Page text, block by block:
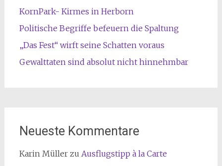
KornPark- Kirmes in Herborn
Politische Begriffe befeuern die Spaltung
„Das Fest“ wirft seine Schatten voraus
Gewalttaten sind absolut nicht hinnehmbar
Neueste Kommentare
Karin Müllerzu Ausflugstipp à la Carte